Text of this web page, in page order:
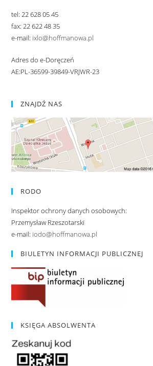
tel: 22 628 05 45
fax: 22 622 48 35
e-mail: ixlo@hoffmanowa.pl
Adres do e-Doręczeń
AE:PL-36599-39849-VRJWR-23
ZNAJDŹ NAS
RODO
Inspektor ochrony danych osobowych:
Przemysław Rzeszotarski
e-mail: iodo@hoffmanowa.pl
BIULETYN INFORMACJI PUBLICZNEJ
KSIĘGA ABSOLWENTA